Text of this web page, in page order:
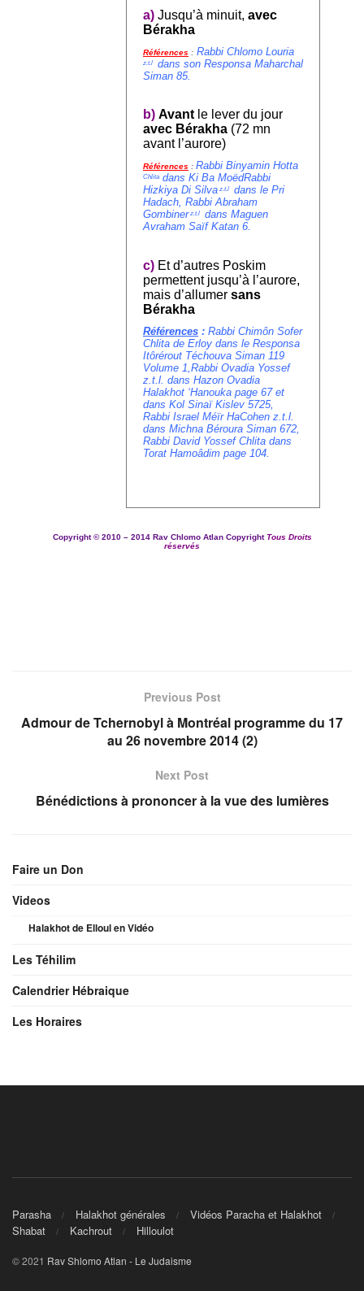
a) Jusqu’à minuit, avec
Bérakha
Références : Rabbi Chlomo Louria
z.t.l dans son Responsa Maharchal
Siman 85.
b) Avant le lever du jour
avec Bérakha (72 mn
avant l’aurore)
Références : Rabbi Binyamin Hotta
Chlita dans Ki Ba MoëdRabbi
Hizkiya Di Silva z.t.l dans le Pri
Hadach, Rabbi Abraham
Gombinerz.t.l dans Maguen
Avraham Saïf Katan 6.
c) Et d’autres Poskim
permettent jusqu’à l’aurore,
mais d’allumer sans
Bérakha
Références : Rabbi Chimôn Sofer
Chlita de Erloy dans le Responsa
Itôrérout Téchouva Siman 119
Volume 1,Rabbi Ovadia Yossef
z.t.l. dans Hazon Ovadia
Halakhot ‘Hanouka page 67 et
dans Kol Sinaï Kislev 5725,
Rabbi Israel Méïr HaCohen z.t.l.
dans Michna Béroura Siman 672,
Rabbi David Yossef Chlita dans
Torat Hamoâdim page 104.
Copyright ©2010 – 2014 Rav Chlomo Atlan Copyright Tous Droits
réservés
Previous Post
Admour de Tchernobyl à Montréal programme du 17
au 26 novembre 2014 (2)
Next Post
Bénédictions à prononcer à la vue des lumières
Faire un Don
Videos
Halakhot de Elloul en Vidéo
Les Téhilim
Calendrier Hébraique
Les Horaires
Parasha Halakhot générales
Vidéos Paracha et Halakhot
Shabat
Kachrout Hilloulot
© 2021 Rav Shlomo Atlan - Le Judaisme